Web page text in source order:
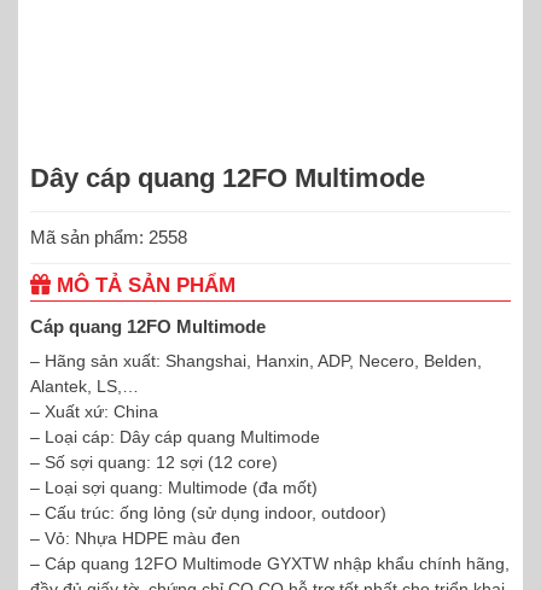
Dây cáp quang 12FO Multimode
Mã sản phẩm: 2558
MÔ TẢ SẢN PHẨM
Cáp quang 12FO Multimode
– Hãng sản xuất: Shangshai, Hanxin, ADP, Necero, Belden,
Alantek, LS,…
– Xuất xứ: China
– Loại cáp: Dây cáp quang Multimode
– Số sợi quang: 12 sợi (12 core)
– Loại sợi quang: Multimode (đa mốt)
– Cấu trúc: ống lỏng (sử dụng indoor, outdoor)
– Vỏ: Nhựa HDPE màu đen
– Cáp quang 12FO Multimode GYXTW nhập khẩu chính hãng,